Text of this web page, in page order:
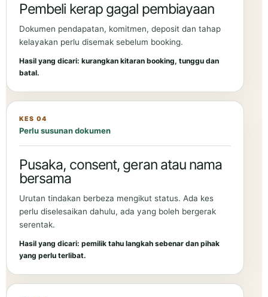
Pembeli kerap gagal pembiayaan
Dokumen pendapatan, komitmen, deposit dan tahap
kelayakan perlu disemak sebelum booking.
Hasil yang dicari: kurangkan kitaran booking, tunggu dan
batal.
KES 04
Perlu susunan dokumen
Pusaka, consent, geran atau nama
bersama
Urutan tindakan berbeza mengikut status. Ada kes
perlu diselesaikan dahulu, ada yang boleh bergerak
serentak.
Hasil yang dicari: pemilik tahu langkah sebenar dan pihak
yang perlu terlibat.